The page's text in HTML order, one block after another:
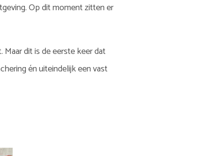
Op dit moment zitten er
dit is de eerste keer dat
én uiteindelijk een vast